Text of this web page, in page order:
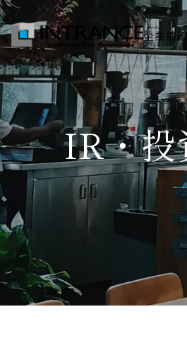
企業情報
IR・投